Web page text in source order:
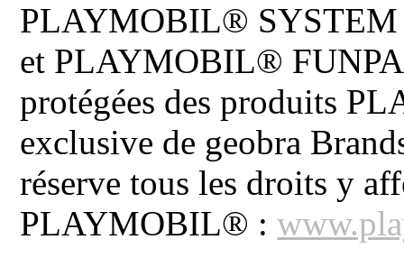
PLAYMOBIL®
et PLAYMOBIL®
protégées des produits
exclusive de geobra
réserve tous les droits y
PLAYMOBIL® :